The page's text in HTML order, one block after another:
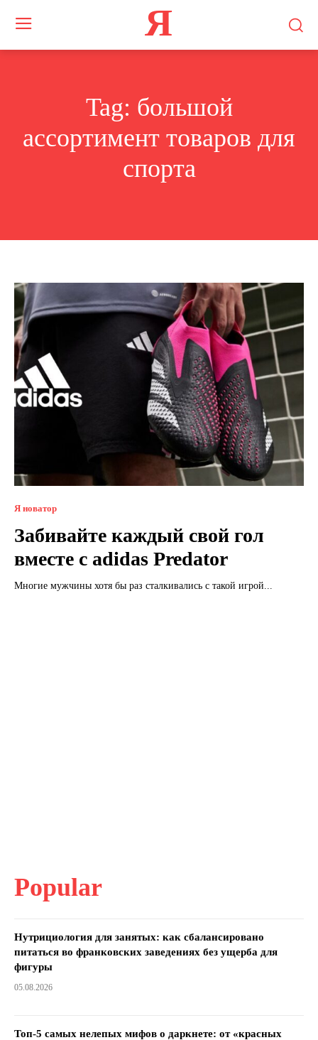
Я
Tag: большой
ассортимент товаров для
спорта
Я новатор
Забивайте каждый свой гол
вместе с adidas Predator
Многие мужчины хотя бы раз сталкивались с такой игрой...
Popular
Нутрициология для занятых: как сбалансировано
питаться во франковских заведениях без ущерба для
фигуры
05.08.2026
Топ-5 самых нелепых мифов о даркнете: от «красных